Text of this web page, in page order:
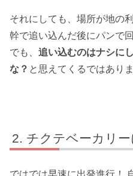
それにしても、場所が地の
幹で追い込んだ後にパンで
でも、 追い込むのはナシに
な？ と思えてくるではあり
チクテベーカリー